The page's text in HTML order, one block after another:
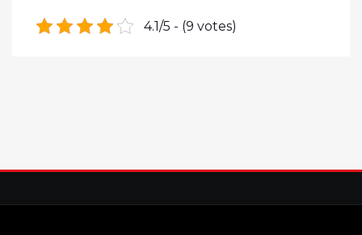
4.1/5 - (9 votes)